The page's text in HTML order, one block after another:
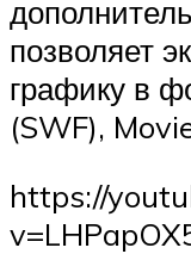
позволяет
графику в
(SWF),
https://